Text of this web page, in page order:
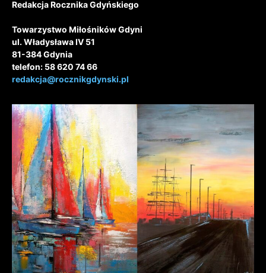
Redakcja Rocznika Gdyńskiego
Towarzystwo Miłośników Gdyni
ul. Władysława IV 51
81-384 Gdynia
telefon: 58 620 74 66
redakcja@rocznikgdynski.pl